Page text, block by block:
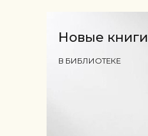
Новые книги
В БИБЛИОТЕКЕ